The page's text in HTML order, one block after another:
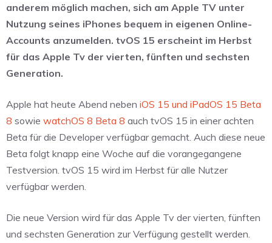
anderem möglich machen, sich am Apple TV unter
Nutzung seines iPhones bequem in eigenen Online-
Accounts anzumelden. tvOS 15 erscheint im Herbst
für das Apple Tv der vierten, fünften und sechsten
Generation.
Apple hat heute Abend neben iOS 15 und iPadOS 15 Beta
8 sowie watchOS 8 Beta 8 auch tvOS 15 in einer achten
Beta für die Developer verfügbar gemacht. Auch diese neue
Beta folgt knapp eine Woche auf die vorangegangene
Testversion. tvOS 15 wird im Herbst für alle Nutzer
verfügbar werden.
Die neue Version wird für das Apple Tv der vierten, fünften
und sechsten Generation zur Verfügung gestellt werden.